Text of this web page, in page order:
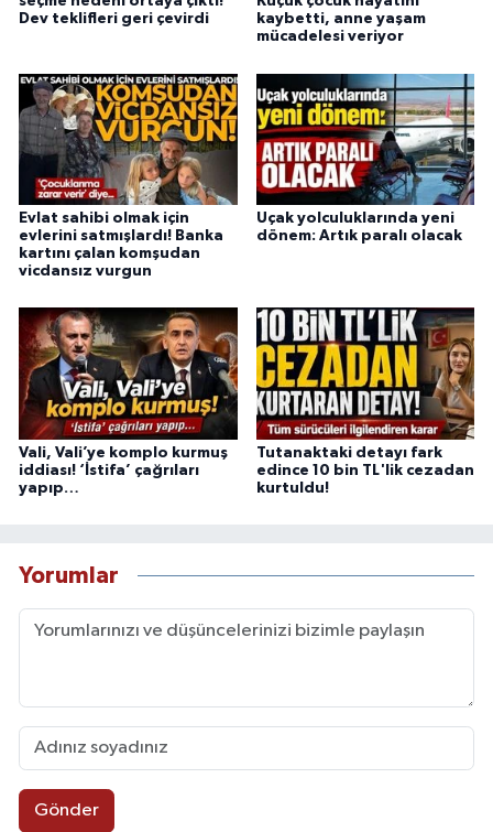
Dev teklifleri geri çevirdi
kaybetti, anne yaşam
mücadelesi veriyor
Evlat sahibi olmak için
evlerini satmışlardı! Banka
kartını çalan komşudan
vicdansız vurgun
Uçak yolculuklarında yeni
dönem: Artık paralı olacak
Vali, Vali’ye komplo kurmuş
iddiası! ‘İstifa’ çağrıları
yapıp…
Tutanaktaki detayı fark
edince 10 bin TL'lik cezadan
kurtuldu!
Yorumlar
Gönder